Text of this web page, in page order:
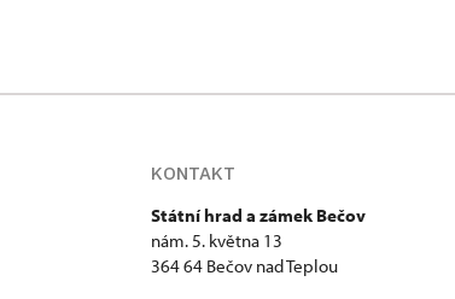
KONTAKT
Státní hrad a zámek Bečov
nám. 5. května 13
364 64 Bečov nad Teplou